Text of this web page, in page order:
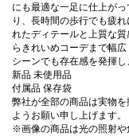
にも最適な一足に仕上が
り、長時間の歩行でも疲
れたディテールと上質な
らきれいめコーデまで幅
シーンでも存在感を発揮し
新品 未使用品
付属品 保存袋
弊社が全部の商品は実物
ようお願い申し上げます。
※画像の商品は光の照射や